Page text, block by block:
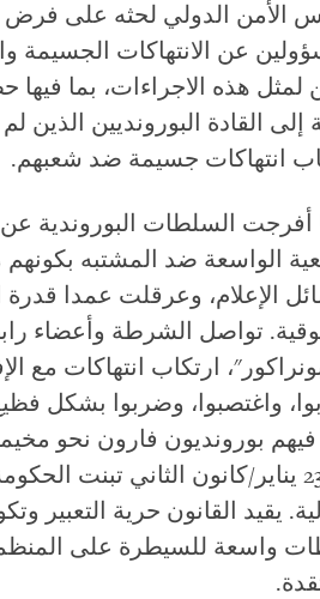
الأمن الدولي لحثه على فرض
عن الانتهاكات
لمثل هذه الاجراءات، بما
إلى القادة البورونديين الذين
انتهاكات جسيمة ضد شعبهم.
أفرجت السلطات البوروندية
الواسعة ضد المشتبه
الإعلام، وعرقلت عمدا قدرة
تواصل الشرطة وأعضاء
ارتكاب انتهاكات مع
واغتصبوا، وضربوا بشكل
بورونديون فارون نحو
في 23 يناير/كانون الثاني تبنت
يقيد القانون حرية التعبير
واسعة للسيطرة على